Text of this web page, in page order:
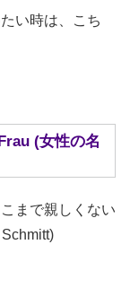
い時は、こち
(女性の名
まで親しくない